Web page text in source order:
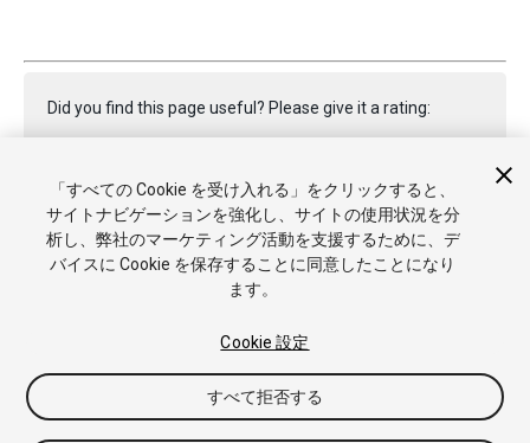
Did you find this page useful? Please give it a rating:
Report a problem on this page
Copyright © 2023 Unity Technologies. Publication 2023.2
チュートリアル
Answers ナレッジベース
「すべての Cookie を受け入れる」をクリックすると、
サイトナビゲーションを強化し、サイトの使用状況を分
析し、弊社のマーケティング活動を支援するために、デ
バイスに Cookie を保存することに同意したことになり
ます。
Cookie 設定
すべて拒否する